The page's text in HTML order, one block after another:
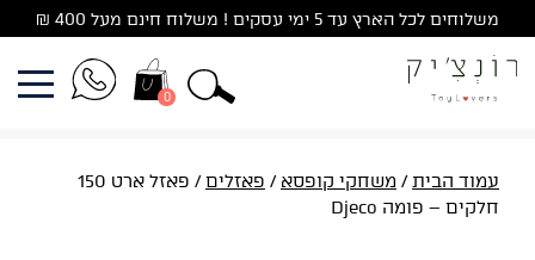
to
content
משלוחים לכל הארץ עד 5 ימי עסקים ! משלוח חינם מעל 400 ₪
0
עמוד הבית/ משחקי קופסא / פאזלים
/ פאזל ארט 150
חלקים – פומה Djeco